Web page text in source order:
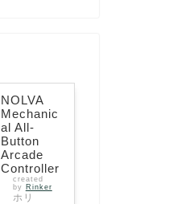
NOLVA
Mechanic
al All-
Button
Arcade
Controller
created
by Rinker
ホリ